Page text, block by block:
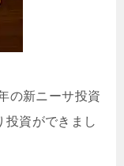
の新ニーサ投資
投資ができまし